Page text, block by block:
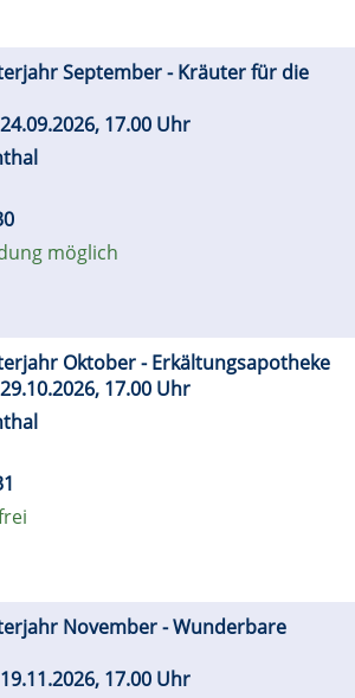
September - Kräuter für die
24.09.2026, 17.00 Uhr
möglich
Oktober - Erkältungsapotheke
29.10.2026, 17.00 Uhr
November - Wunderbare
19.11.2026, 17.00 Uhr